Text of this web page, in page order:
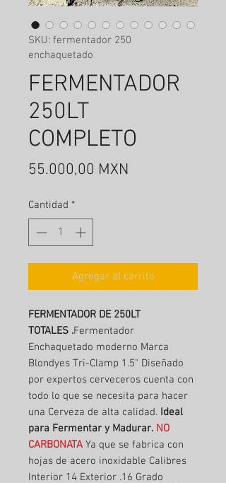
SKU: fermentador 250
enchaquetado
FERMENTADOR
250LT
COMPLETO
55.000,00 MXN
Cantidad *
Agregar al carrito
FERMENTADOR DE 250LT
TOTALES .Fermentador
Enchaquetado moderno Marca
Blondyes Tri-Clamp 1.5" Diseñado
por expertos cerveceros cuenta con
todo lo que se necesita para hacer
una Cerveza de alta calidad. Ideal
para Fermentar y Madurar. NO
CARBONATA Ya que se fabrica con
hojas de acero inoxidable Calibres
Interior 14 Exterior .16 Grado